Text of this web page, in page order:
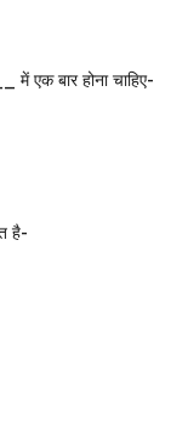
एक बार होना चाहिए-
है-